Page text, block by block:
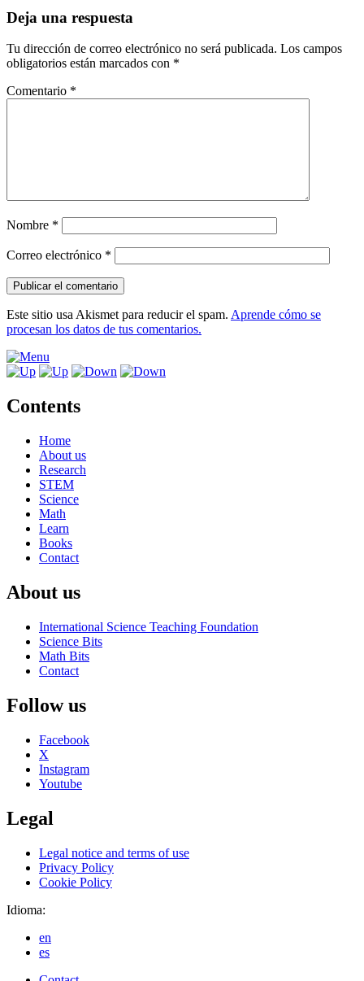
Deja una respuesta
Tu dirección de correo electrónico no será publicada. Los campos
obligatorios están marcados con *
Comentario *
Nombre *
Correo electrónico *
Este sitio usa Akismet para reducir el spam. Aprende cómo se
procesan los datos de tus comentarios.
Contents
Home
About us
Research
STEM
Science
Math
Learn
Books
Contact
About us
International Science Teaching Foundation
Science Bits
Math Bits
Contact
Follow us
Facebook
X
Instagram
Youtube
Legal
Legal notice and terms of use
Privacy Policy
Cookie Policy
Idioma:
en
es